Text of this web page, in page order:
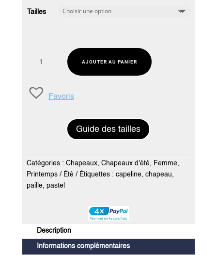
Tailles
capeline
souple
AJOUTER AU PANIER
Favoris
Guide des tailles
Catégories : Chapeaux, Chapeaux d'été, Femme,
Printemps / Été
Étiquettes : capeline, chapeau,
paille, pastel
Description
Informations complémentaires